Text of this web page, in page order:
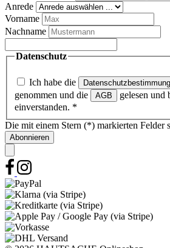
Anrede
Vorname
Nachname
Datenschutz
Ich habe die
genommen und die
AGB
gelesen und
einverstanden. *
Die mit einem Stern (*) markierten Felder
Abonnieren